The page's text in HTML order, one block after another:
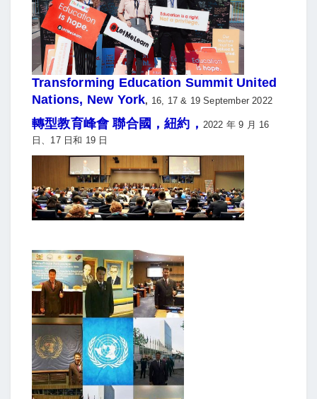
Transforming Education Summit United
Nations, New York, 16, 17 & 19 September 2022
轉型教育峰會 聯合國，紐約， 2022 年 9 月 16
日、17 日和 19 日